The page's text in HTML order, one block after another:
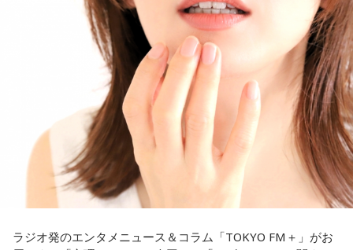
これに対して、カミムラは「ぐりんぴーすさんが言っている
のは、1～2年目の芸人の子たちだと思うんですけど……たぶ
ん、その子たちは本当に挨拶していないと思います」と苦笑
い。有吉が「なんでなの？」と尋ねると、カミムラは「こん
なことを言うのもあれですけど、（ぐりんぴーすさんが）ど
ういう先輩か分かっていないんだと思います」と正直に語り
ます。
それを受け、有吉は「でもさ、この世界に入ったら俺だって
（若手の頃は）誰か分からない人にも一応挨拶するじゃな
い？ 何があるか分からないからさ」と持論を語ります。その
間は時代的に増えていますね」とリアルな実情を明かしま
ラジオ発のエンタメニュース＆コラム「TOKYO FM＋」がお